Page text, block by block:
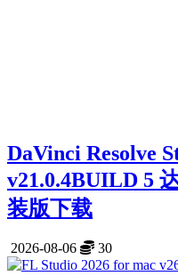
DaVinci Resolve
v21.0.4BUILD 5
装版下载
2026-08-06 30